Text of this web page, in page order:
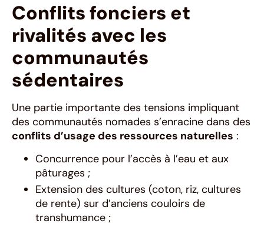
Conflits fonciers et
rivalités avec les
communautés
sédentaires
Une partie importante des tensions impliquant
des communautés nomades s’enracine dans des
conflits d’usage des ressources naturelles :
Concurrence pour l’accès à l’eau et aux
pâturages ;
Extension des cultures (coton, riz, cultures
de rente) sur d’anciens couloirs de
transhumance ;